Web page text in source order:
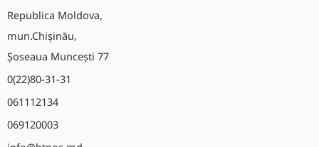
Republica Moldova,
mun.Chișinău,
Șoseaua Muncești 77
0(22)80-31-31
061112134
069120003